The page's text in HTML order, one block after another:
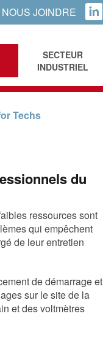
NOUS JOINDRE LINKEDIN
SECTEUR
INDUSTRIEL
Techs
du
ressources sont
qui empêchent
de leur entretien
de démarrage et
sur le site de la
et des voltmètres